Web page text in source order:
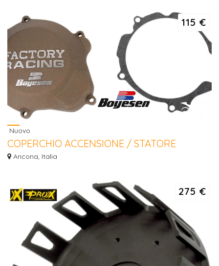
115 €
Nuovo
COPERCHIO ACCENSIONE / STATORE
Ancona, Italia
275 €